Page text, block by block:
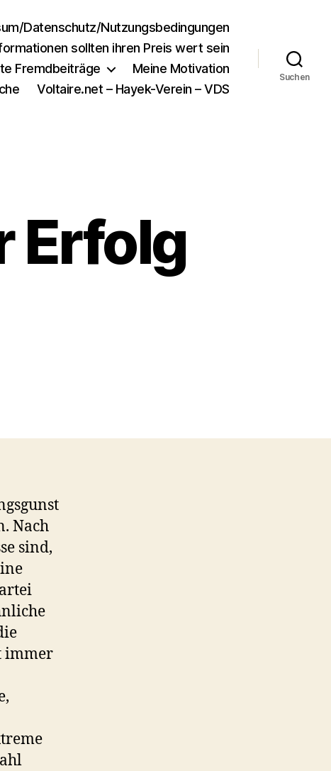
Datenschutz/Nutzungsbedingungen
sollten ihren Preis wert sein
Fremdbeiträge
Meine Motivation
Voltaire.net – Hayek-Verein – VDS
Suchen
Erfolg
Nach
sind,
immer